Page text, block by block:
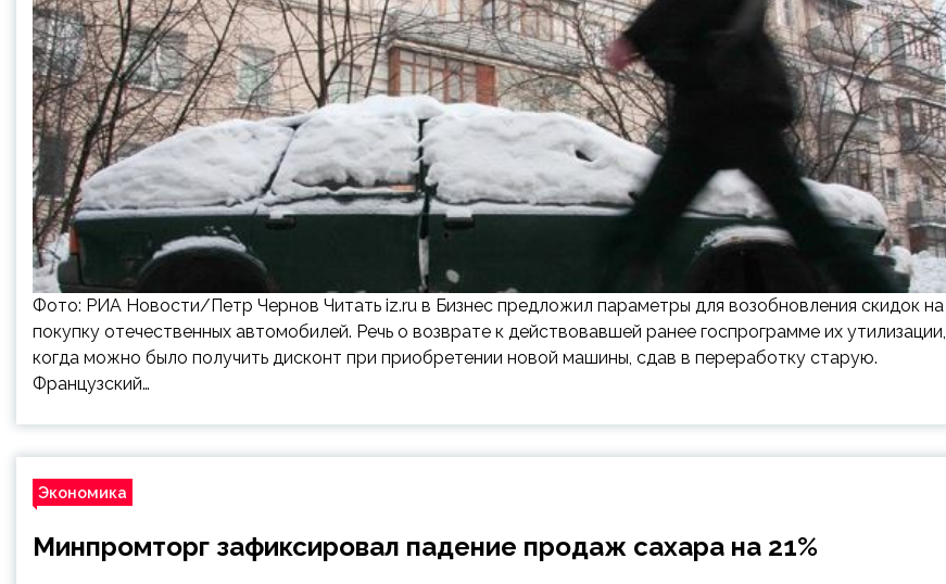
Фото: РИА Новости/Петр Чернов Читать iz.ru в Бизнес предложил параметры для возобновления скидок на
покупку отечественных автомобилей. Речь о возврате к действовавшей ранее госпрограмме их утилизации,
когда можно было получить дисконт при приобретении новой машины, сдав в переработку старую.
Французский…
Экономика
Минпромторг зафиксировал падение продаж сахара на 21%